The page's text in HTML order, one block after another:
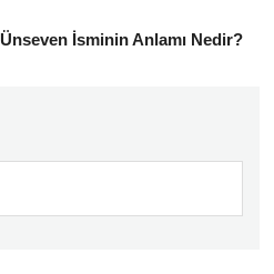
Ünseven İsminin Anlamı Nedir?